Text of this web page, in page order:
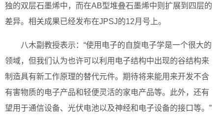
独的双层石墨烯中，而在AB型堆叠石墨烯中则扩展到四层的
差异。相关成果已经发布在JPSJ的12月号上。
八木副教授表示：“使用电子的自旋电子学是一个很大的
领域，但我们认为也许可以利用电子结构中出现的谷结构来
制造具有新工作原理的替代元件。期待将来能用来开发不含
有害物质的电子产品和轻便灵活的家电产品等。此外，还有
望用于通信设备、光伏电池以及神经和电子设备的接口等。”